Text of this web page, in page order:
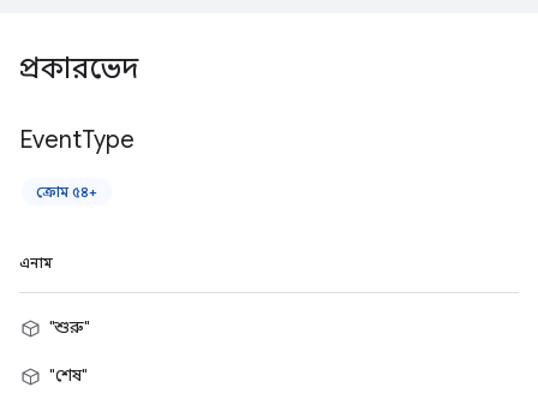
প্রকারভেদ
EventType
ক্রোম ৫৪+
এনাম
"শুরু"
"শেষ"